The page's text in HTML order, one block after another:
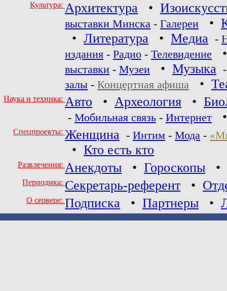
Культура: Архитектура •
выставки Минска - Галереи •
• Литература • Медиа -
издания - Радио - Телевидение
выставки - Музеи • Музыка
залы - Концертная афиша •
Наука и техника: Авто • Археология •
- Мобильная связь - Интернет
Спецпроекты: Женщина - Интим - Мода -
• Кто есть кто
Развлечения: Анекдоты • Гороскопы •
Периодика: Секретарь-референт •
О сервере: Подписка • Партнеры •